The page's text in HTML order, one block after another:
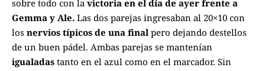
sobre todo con la victoria en el día de ayer frente a
Gemma y Ale. Las dos parejas ingresaban al 20×10 con
los nervios típicos de una final pero dejando destellos
de un buen pádel. Ambas parejas se mantenían
igualadas tanto en el azul como en el marcador. Sin